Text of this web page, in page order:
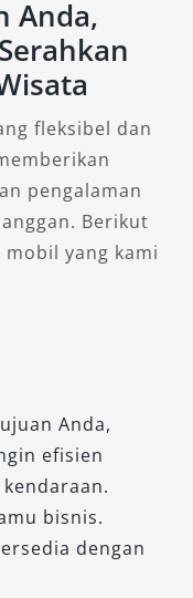
jalan
sesuai.
tampilan
keperluan
Exceed juga
pilihan
kebutuhan
lebih sporty dan
tanpa
Sangat ideal
citra
untuk
keluarga.
cocok bagi
Anda,
fleksibel dan
pengalaman
Berikut
yang kami
Anda,
efisien
bisnis.
dengan